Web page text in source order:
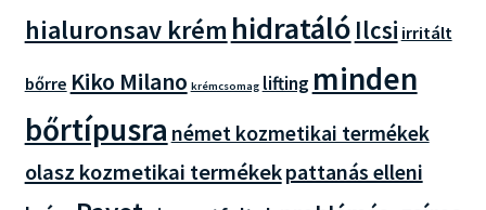
hialuronsav krémhidratáló Ilcsi irritált
bőrre Kiko Milano krémcsomag lifting minden
bőrtípusra német kozmetikai termékek
olasz kozmetikai termékekpattanás elleni